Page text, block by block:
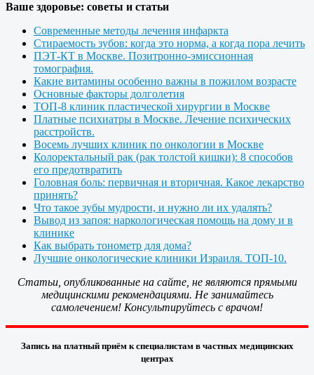
Ваше здоровье: советы и статьи
Современные методы лечения инфаркта
Стираемость зубов: когда это норма, а когда пора лечить
ПЭТ-КТ в Москве. Позитронно-эмиссионная
томография.
Какие витамины особенно важны в пожилом возрасте
Основные факторы долголетия
ТОП-8 клиник пластической хирургии в Москве
Платные психиатры в Москве. Лечение психических
расстройств.
Восемь лучших клиник по онкологии в Москве
Колоректальный рак (рак толстой кишки): 8 способов
его предотвратить
Головная боль: первичная и вторичная. Какое лекарство
принять?
Что такое зубы мудрости, и нужно ли их удалять?
Вывод из запоя: наркологическая помощь на дому и в
клинике
Как выбрать тонометр для дома?
Лучшие онкологические клиники Израиля. ТОП-10.
Статьи, опубликованные на сайте, не являются прямыми
медицинскими рекомендациями. Не занимайтесь
самолечением! Консультируйтесь с врачом!
Запись на платный приём к специалистам в частных медицинских
центрах